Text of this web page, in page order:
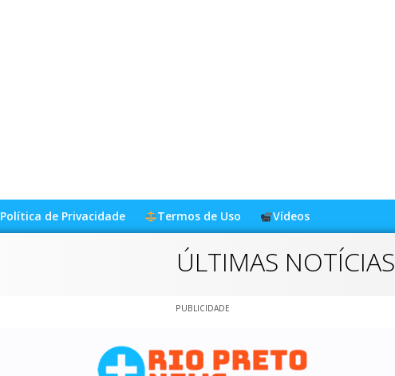
Política de Privacidade Termos de Uso Vídeos
ÚLTIMAS NOTÍCIAS
PUBLICIDADE